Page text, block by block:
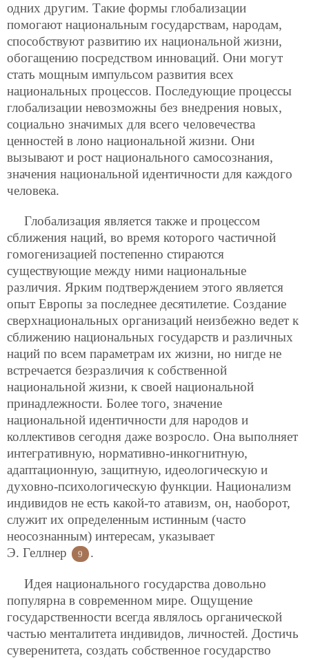
одних другим. Такие формы глобализации
помогают национальным государствам, народам,
способствуют развитию их национальной жизни,
обогащению посредством инноваций. Они могут
стать мощным импульсом развития всех
национальных процессов. Последующие процессы
глобализации невозможны без внедрения новых,
социально значимых для всего человечества
ценностей в лоно национальной жизни. Они
вызывают и рост национального самосознания,
значения национальной идентичности для каждого
человека.
Глобализация является также и процессом
сближения наций, во время которого частичной
гомогенизацией постепенно стираются
существующие между ними национальные
различия. Ярким подтверждением этого является
опыт Европы за последнее десятилетие. Создание
сверхнациональных организаций неизбежно ведет к
сближению национальных государств и различных
наций по всем параметрам их жизни, но нигде не
встречается безразличия к собственной
национальной жизни, к своей национальной
принадлежности. Более того, значение
национальной идентичности для народов и
коллективов сегодня даже возросло. Она выполняет
интегративную, нормативно-инкогнитную,
адаптационную, защитную, идеологическую и
духовно-психологическую функции. Национализм
индивидов не есть какой-то атавизм, он, наоборот,
служит их определенным истинным (часто
неосознанным) интересам, указывает
Э. Геллнер
9 .
Идея национального государства довольно
популярна в современном мире. Ощущение
государственности всегда являлось органической
частью менталитета индивидов, личностей. Достичь
суверенитета, создать собственное государство